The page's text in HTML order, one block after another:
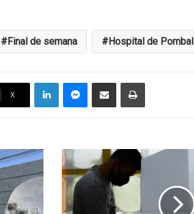
Final de semana Hospital de Pombal
X
LinkedinMessenger
Compartilhar via e-mail Imprimir
Região
de
São
Bento/Catolé-
PB